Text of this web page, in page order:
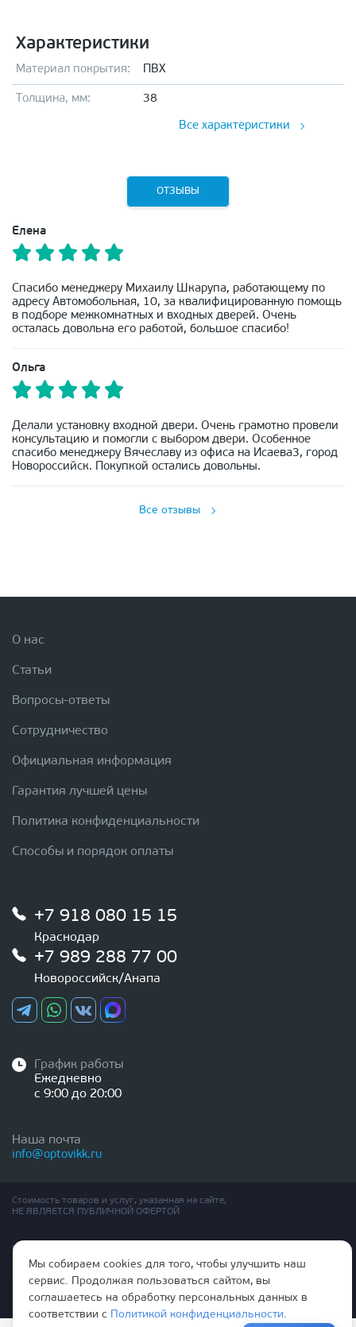
Характеристики
Материал покрытия: ПВХ
Толщина, мм: 38
Все характеристики
ОТЗЫВЫ
Елена
Спасибо менеджеру Михаилу Шкарупа, работающему по
адресу Автомобольная, 10, за квалифицированную помощь
в подборе межкомнатных и входных дверей. Очень
осталась довольна его работой, большое спасибо!
Ольга
Делали установку входной двери. Очень грамотно провели
консультацию и помогли с выбором двери. Особенное
спасибо менеджеру Вячеславу из офиса на Исаева3, город
Новороссийск. Покупкой остались довольны.
Все отзывы
О нас
Статьи
Вопросы-ответы
Сотрудничество
Официальная информация
Гарантия лучшей цены
Политика конфиденциальности
Способы и порядок оплаты
+7 918 080 15 15
Краснодар
+7 989 288 77 00
Новороссийск/Анапа
График работы
Ежедневно
с 9:00 до 20:00
Наша почта
info@optovikk.ru
Стоимость товаров и услуг, указанная на сайте,
НЕ ЯВЛЯЕТСЯ ПУБЛИЧНОЙ ОФЕРТОЙ
Правила эксплутации входных и межкомнатных дверей
Политика обработки персональных данных
Согласие на обработку персональных данных
Мы собираем cookies для того, чтобы улучшить наш
сервис. Продолжая пользоваться сайтом, вы
соглашаетесь на обработку персональных данных в
соответствии с
Политикой конфиденциальности.